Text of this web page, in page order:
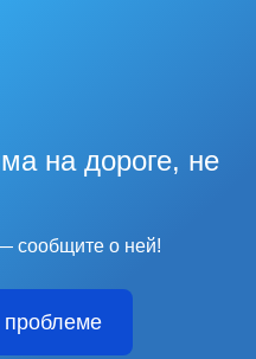
на дороге, не
сообщите о ней!